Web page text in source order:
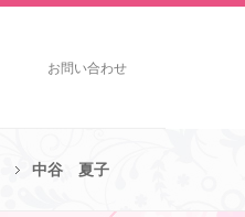
お問い合わせ
中谷 夏子